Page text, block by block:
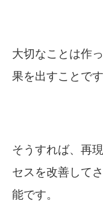
大切なことは作
果を出すことです
そうすれば、再
セスを改善して
能です。